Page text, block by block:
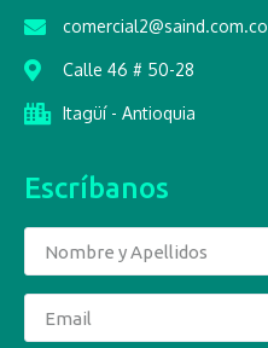
comercial2@saind.com.co
Calle 46 # 50-28
Itagüí - Antioquia
Escríbanos